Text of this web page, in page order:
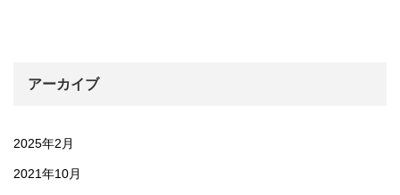
アーカイブ
2025年2月
2021年10月